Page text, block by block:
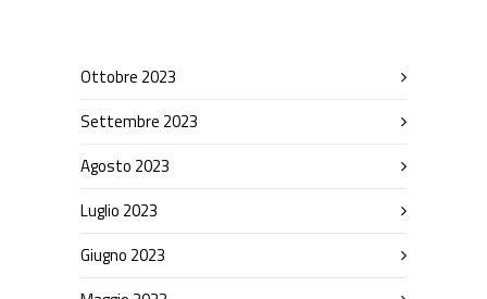
Ottobre 2023
Settembre 2023
Agosto 2023
Luglio 2023
Giugno 2023